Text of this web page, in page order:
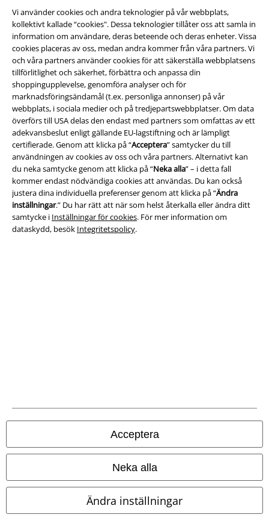
Vi använder cookies och andra teknologier på vår webbplats,
kollektivt kallade “cookies". Dessa teknologier tillåter oss att samla in
information om användare, deras beteende och deras enheter. Vissa
cookies placeras av oss, medan andra kommer från våra partners. Vi
och våra partners använder cookies för att säkerställa webbplatsens
tillförlitlighet och säkerhet, förbättra och anpassa din
shoppingupplevelse, genomföra analyser och för
marknadsföringsändamål (t.ex. personliga annonser) på vår
webbplats, i sociala medier och på tredjepartswebbplatser. Om data
överförs till USA delas den endast med partners som omfattas av ett
adekvansbeslut enligt gällande EU-lagstiftning och är lämpligt
certifierade. Genom att klicka på “Acceptera” samtycker du till
användningen av cookies av oss och våra partners. Alternativt kan
du neka samtycke genom att klicka på “Neka alla” – i detta fall
kommer endast nödvändiga cookies att användas. Du kan också
justera dina individuella preferenser genom att klicka på “Ändra
inställningar.” Du har rätt att när som helst återkalla eller ändra ditt
samtycke i Inställningar för cookies. För mer information om
dataskydd, besök Integritetspolicy.
Acceptera
Neka alla
Ändra inställningar
Bli en del av gemenskapen!
Betalningsmetod
Frakt